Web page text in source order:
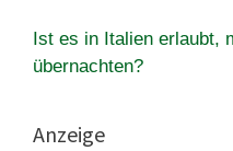
Ist es in Italien erlaubt,
übernachten?
Anzeige